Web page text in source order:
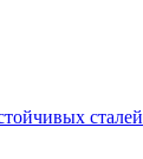
сталей